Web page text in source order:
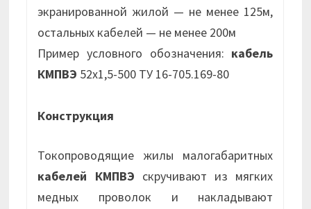
экранированной жилой — не менее 125м,
остальных кабелей — не менее 200м
Пример условного обозначения: кабель
КМПВЭ 52х1,5-500 ТУ 16-705.169-80
Конструкция
Токопроводящие жилы малогабаритных
кабелей КМПВЭ скручивают из мягких
медных проволок и накладывают